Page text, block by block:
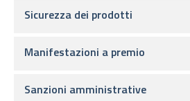
Sicurezza dei prodotti
Manifestazioni a premio
Sanzioni amministrative